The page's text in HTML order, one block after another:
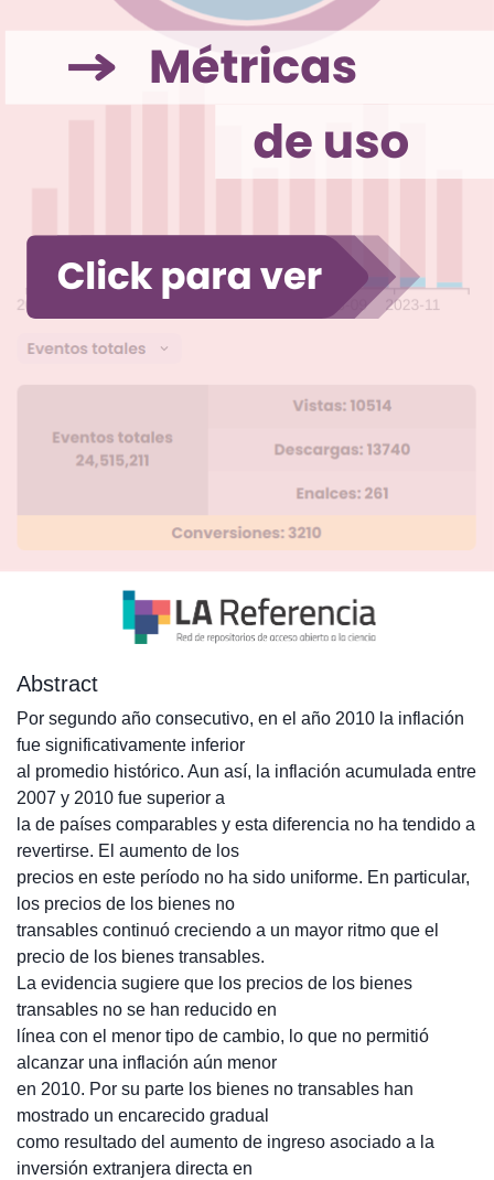
Abstract
Por segundo año consecutivo, en el año 2010 la inflación
fue significativamente inferior
al promedio histórico. Aun así, la inflación acumulada entre
2007 y 2010 fue superior a
la de países comparables y esta diferencia no ha tendido a
revertirse. El aumento de los
precios en este período no ha sido uniforme. En particular,
los precios de los bienes no
transables continuó creciendo a un mayor ritmo que el
precio de los bienes transables.
La evidencia sugiere que los precios de los bienes
transables no se han reducido en
línea con el menor tipo de cambio, lo que no permitió
alcanzar una inflación aún menor
en 2010. Por su parte los bienes no transables han
mostrado un encarecido gradual
como resultado del aumento de ingreso asociado a la
inversión extranjera directa en